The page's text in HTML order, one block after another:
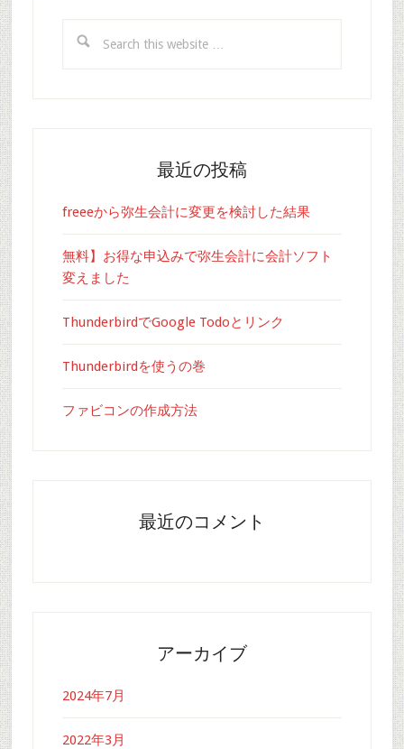
this
最近の投稿
freeeから弥生会計に変更を検討した結果
無料】お得な申込みで弥生会計に会計ソフト
変えました
ThunderbirdでGoogle Todoとリンク
Thunderbirdを使うの巻
ファビコンの作成方法
最近のコメント
アーカイブ
2024年7月
2022年3月